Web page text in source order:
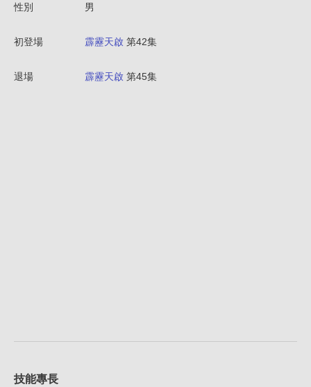
性別 男
初登場 霹靂天啟 第42集
退場 霹靂天啟 第45集
技能專長